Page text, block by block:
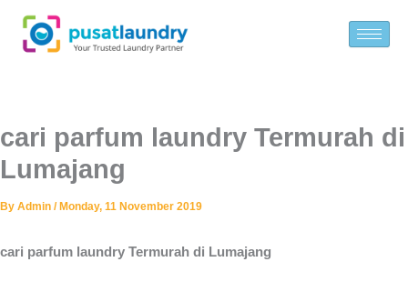
content
cari parfum laundry Termurah di
Lumajang
By Admin /Monday, 11 November 2019
cari parfum laundry Termurah di Lumajang